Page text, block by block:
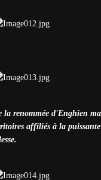
la renommée d'Enghien
affiliés à la